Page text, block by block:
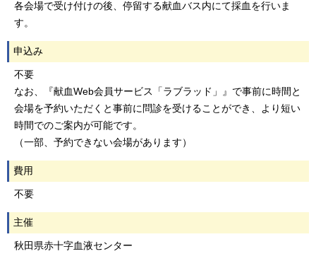
各会場で受け付けの後、停留する献血バス内にて採血を行いま
す。
申込み
不要
なお、『献血Web会員サービス「ラブラッド」』で事前に時間と
会場を予約いただくと事前に問診を受けることができ、より短い
時間でのご案内が可能です。
（一部、予約できない会場があります）
費用
不要
主催
秋田県赤十字血液センター